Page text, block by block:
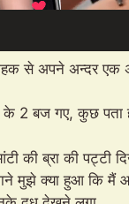
से अपने अन्दर एक
2 बज गए, कुछ पता
की ब्रा की पट्टी
मुझे क्या हुआ कि मैं